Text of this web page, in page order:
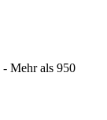
- Mehr als 950